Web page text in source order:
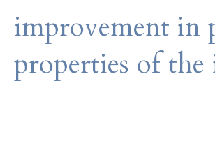
improvement in
properties of